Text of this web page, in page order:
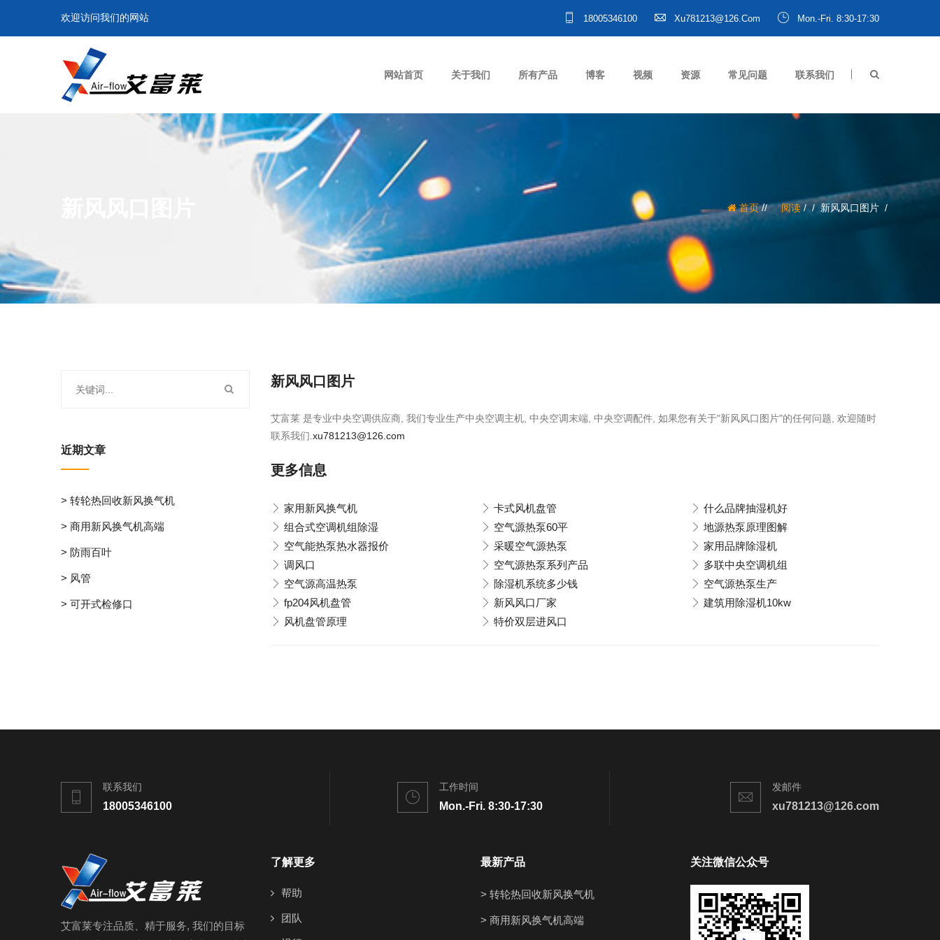
欢迎访问我们的网站 18005346100 Xu781213@126.com Mon.-Fri. 8:30-17:30
网站首页 关于我们 所有产品 博客 视频 资源 常见问题 联系我们
首页/ 阅读/ 新风风口图片
新风风口图片
艾富莱 是专业中央空调供应商, 我们专业生产中央空调主机, 中央空调末端, 中央空调配件, 如果您有关于"新风风口图片"的任何问题, 欢迎随时
联系我们. xu781213@126.com
更多信息
家用新风换气机 卡式风机盘管
什么品牌抽湿机好
组合式空调机组除湿
空气源热泵60平
地源热泵原理图解
空气能热泵热水器报价
采暖空气源热泵
家用品牌除湿机
调风口
空气源热泵系列产品
多联中央空调机组
空气源高温热泵
除湿机系统多少钱
空气源热泵生产
fp204风机盘管
新风风口厂家
建筑用除湿机10kw
风机盘管原理
特价双层进风口
近期文章
> 转轮热回收新风换气机
> 商用新风换气机高端
> 防雨百叶
> 风管
> 可开式检修口
联系我们
18005346100
工作时间
Mon.-Fri. 8:30-17:30
发邮件
xu781213@126.com
艾富莱专注品质、精于服务, 我们的目标
了解更多
帮助
团队
最新产品
> 转轮热回收新风换气机
> 商用新风换气机高端
关注微信公众号